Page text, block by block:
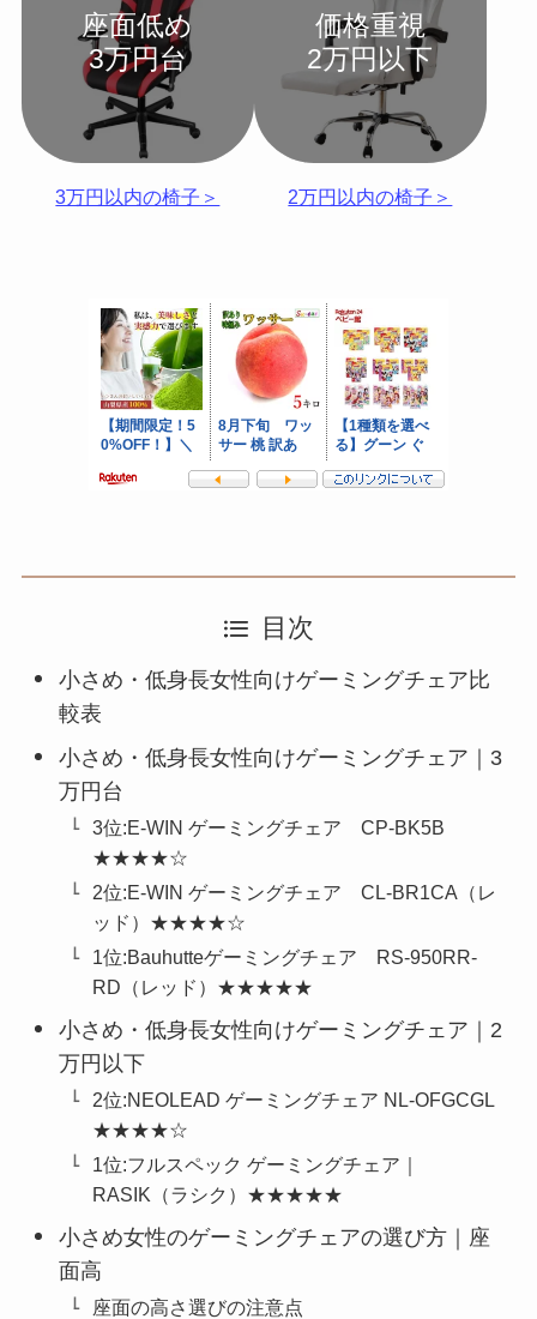
座面低め
3万円台
3万円以内の椅子＞
価格重視
2万円以下
2万円以内の椅子＞
目次
小さめ・低身長女性向けゲーミングチェア比
較表
小さめ・低身長女性向けゲーミングチェア｜3
万円台
3位:E-WIN ゲーミングチェア CP-BK5B
★★★★☆
2位:E-WIN ゲーミングチェア CL-BR1CA（レ
ッド）★★★★☆
1位:Bauhutteゲーミングチェア RS-950RR-
RD（レッド）★★★★★
小さめ・低身長女性向けゲーミングチェア｜2
万円以下
2位:NEOLEAD ゲーミングチェア NL-OFGCGL
★★★★☆
1位:フルスペック ゲーミングチェア｜
RASIK（ラシク）★★★★★
小さめ女性のゲーミングチェアの選び方｜座
面高
座面の高さ選びの注意点